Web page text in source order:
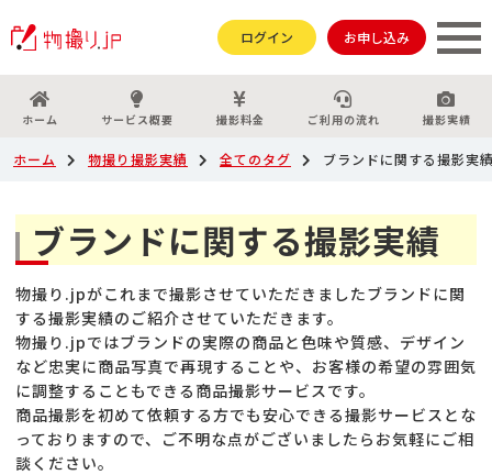
ログイン お申し込み
ホーム サービス概要 撮影料金 ご利用の流れ 撮影実績
ホーム 物撮り撮影実績 全てのタグ ブランドに関する撮影実
ブランドに関する撮影実績
物撮り.jpがこれまで撮影させていただきましたブランドに関
する撮影実績のご紹介させていただきます。
物撮り.jpではブランドの実際の商品と色味や質感、デザイン
など忠実に商品写真で再現することや、お客様の希望の雰囲気
に調整することもできる商品撮影サービスです。
商品撮影を初めて依頼する方でも安心できる撮影サービスとな
っておりますので、ご不明な点がございましたらお気軽にご相
談ください。